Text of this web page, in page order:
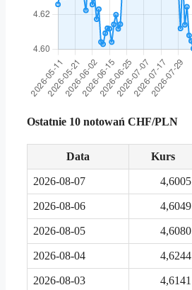
Ostatnie 10 notowań CHF/PLN
Data Kurs
2026-08-07 4,6005
2026-08-06 4,6049
2026-08-05 4,6080
2026-08-04 4,6244
2026-08-03 4,6141